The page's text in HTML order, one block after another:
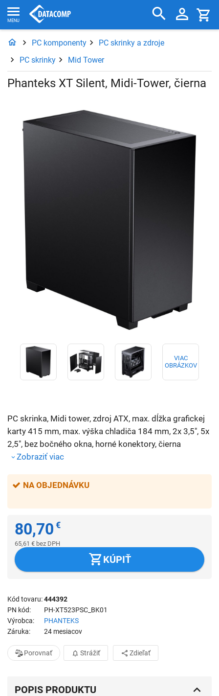
PC komponenty
PC skrinky a zdroje
PC skrinky
Mid Tower
Phanteks XT Silent, Midi-Tower, čierna
VIAC
OBRÁZKOV
PC skrinka, Midi tower, zdroj ATX, max. dĺžka grafickej
karty 415 mm, max. výška chladiča 184 mm, 2x 3,5", 5x
2,5", bez bočného okna, horné konektory, čierna
Zobraziť viac
NA OBJEDNÁVKU
80,70 €
65,61 € bez DPH
KÚPIŤ
Kód tovaru 444392
PN kód
PH-XT523PSC_BK01
Výrobca
PHANTEKS
Záruka
24 mesiacov
Porovnať Strážiť Zdieľať
POPIS PRODUKTU